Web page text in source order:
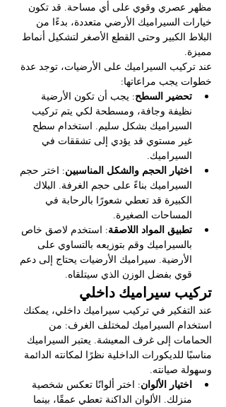
مظهر عصري وقوي على أي مساحة. قد تكون
خيارات السيراميك الأرضي متعددة، بدءًا من
البلاط الكبير وحتى القطع الأصغر لتشكيل أنماط
مميزة.
عند تركيب السيراميك على الأرضيات، توجد عدة
خطوات يجب مراعاتها:
تحضير السطح: يجب أن تكون الأرضية
نظيفة وجافة، ومسطحة لكي يتم تركيب
السيراميك بشكل سليم. استخدام سطح
غير مستوي قد يؤدي إلى تشققات في
السيراميك.
اختيار الحجم والشكل المناسبين: اختر حجم
السيراميك بناءً على حجم الغرفة. البلاك
الكبيرة قد تعطي شعورًا بالرحابة في
المساحات الصغيرة.
تطبيق المواد اللاصقة: استخدم لاصق خاص
بالسيراميك وقم بتوزيعه بالتساوي على
الأرضية. سيراميك الأرضيات يحتاج إلى دعم
قوي بفضل الوزن الذي سيتلقاه.
تركيب سيراميك داخلي
عند التفكير في تركيب سيراميك داخلي، يمكنك
استخدام السيراميك لمختلف الغرف: من
الحمامات إلى غرف المعيشة. يعتبر السيراميك
مناسبًا للديكورات الداخلية نظرًا لمكانته الدائمة
وسهولة صيانته.
اختيار الألوان: اختر ألوانًا تعكس شخصية
منزلك. الألوان الداكنة تعطي عمقًا، بينما